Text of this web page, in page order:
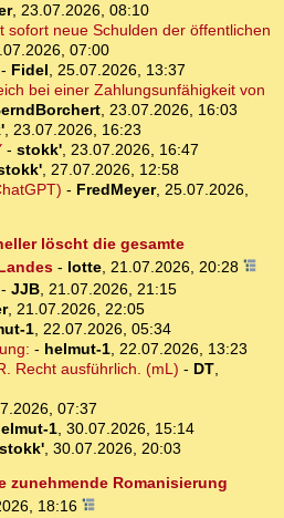
, 23.07.2026, 08:10
sofort neue Schulden der öffentlichen
07:00
- Fidel, 25.07.2026, 13:37
bei einer Zahlungsunfähigkeit von
, 23.07.2026, 16:03
, 23.07.2026, 16:23
- stokk', 23.07.2026, 16:47
, 27.07.2026, 12:58
- FredMeyer, 25.07.2026,
löscht die gesamte
- lotte, 21.07.2026, 20:28
- JJB, 21.07.2026, 21:15
, 21.07.2026, 22:05
1, 22.07.2026, 05:34
- helmut-1, 22.07.2026, 13:23
Recht ausführlich. (mL) - DT,
07:37
1, 30.07.2026, 15:14
stokk', 30.07.2026, 20:03
zunehmende Romanisierung
18:16